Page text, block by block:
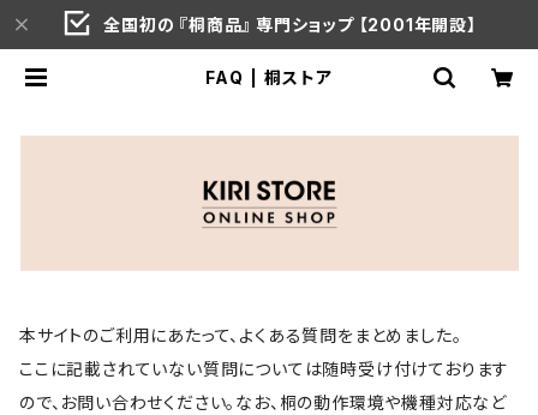
全国初の 『桐商品』 専門ショップ 【2001年開設】
FAQ | 桐ストア
本サイトのご利用にあたって、よくある質問をまとめました。
ここに記載されていない質問については随時受け付けております
ので、お問い合わせください｡なお、桐の動作環境や機種対応など